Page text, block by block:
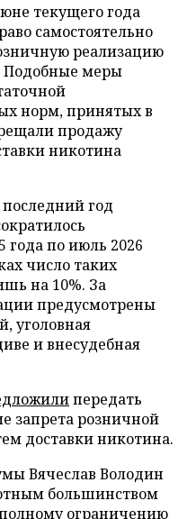
текущего года
самостоятельно
реализацию
Подобные меры
норм, принятых в
продажу
никотина
год
года по июль 2026
число таких
на 10%. За
предусмотрены
уголовная
и внесудебная
передать
запрета розничной
доставки никотина.
Вячеслав Володин
большинством
ограничению